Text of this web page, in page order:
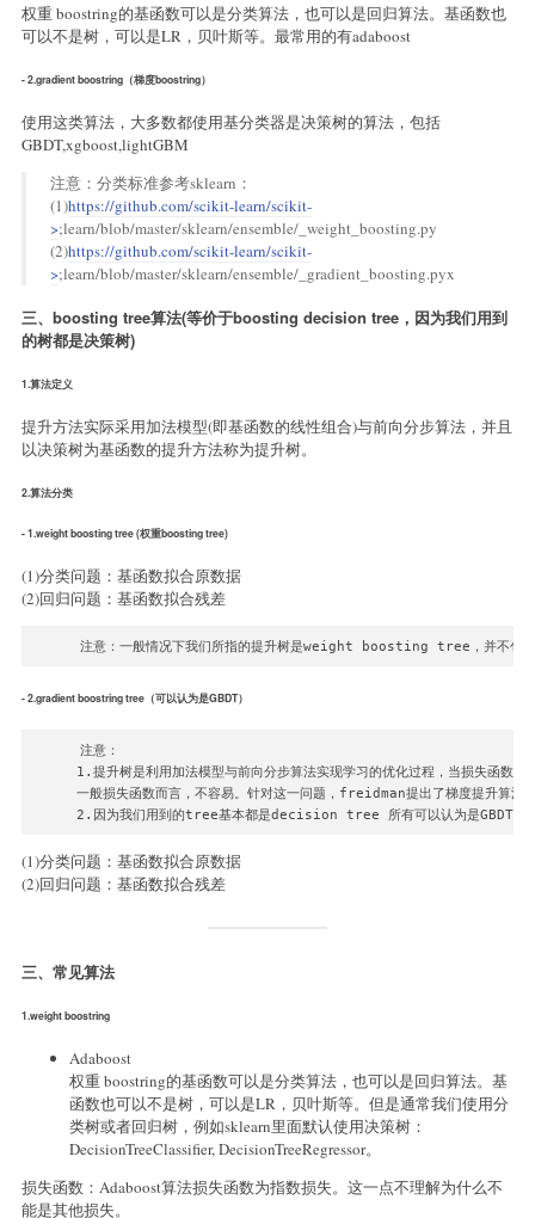
权重 boostring的基函数可以是分类算法，也可以是回归算法。基函数也
可以不是树，可以是LR，贝叶斯等。最常用的有adaboost
- 2.gradient boostring（梯度boostring）
使用这类算法，大多数都使用基分类器是决策树的算法，包括
GBDT,xgboost,lightGBM
注意：分类标准参考sklearn：
(1)https://github.com/scikit-learn/scikit-
>;learn/blob/master/sklearn/ensemble/_weight_boosting.py
(2)https://github.com/scikit-learn/scikit-
>;learn/blob/master/sklearn/ensemble/_gradient_boosting.pyx
三、boosting tree算法(等价于boosting decision tree，因为我们用到
的树都是决策树)
1.算法定义
提升方法实际采用加法模型(即基函数的线性组合)与前向分步算法，并且
以决策树为基函数的提升方法称为提升树。
2.算法分类
- 1.weight boosting tree (权重boosting tree)
(1)分类问题：基函数拟合原数据
(2)回归问题：基函数拟合残差
注意：一般情况下我们所指的提升树是weight boosting tree，并
- 2.gradient boostring tree（可以认为是GBDT）
注意：
1.提升树是利用加法模型与前向分步算法实现学习的优化过程，当损失函数是
一般损失函数而言，不容易。针对这一问题，freidman提出了梯度提升算法
2.因为我们用到的tree基本都是decision tree 所有可以认为是GBDT。
(1)分类问题：基函数拟合原数据
(2)回归问题：基函数拟合残差
三、常见算法
1.weight boostring
Adaboost
权重 boostring的基函数可以是分类算法，也可以是回归算法。基
函数也可以不是树，可以是LR，贝叶斯等。但是通常我们使用分
类树或者回归树，例如sklearn里面默认使用决策树：
DecisionTreeClassifier, DecisionTreeRegressor。
损失函数：Adaboost算法损失函数为指数损失。这一点不理解为什么不
能是其他损失。